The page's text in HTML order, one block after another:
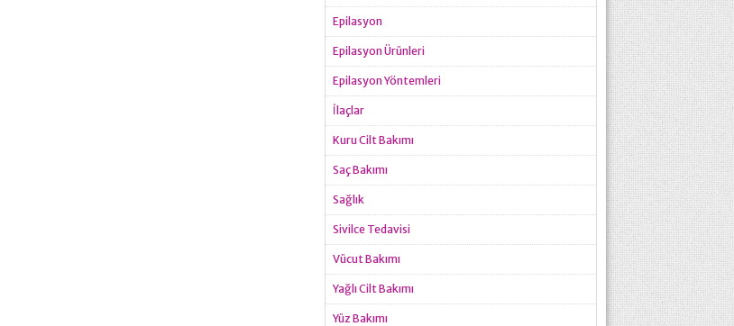
Epilasyon
Epilasyon Ürünleri
Epilasyon Yöntemleri
İlaçlar
Kuru Cilt Bakımı
Saç Bakımı
Sağlık
Sivilce Tedavisi
Vücut Bakımı
Yağlı Cilt Bakımı
Yüz Bakımı